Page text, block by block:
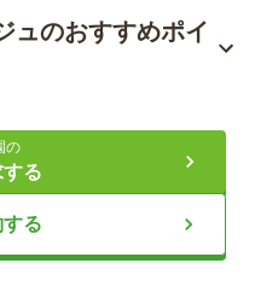
ュのおすすめポイ
単・簡潔なシステム
明朗な料金設定
ぐ近く
の
る
する